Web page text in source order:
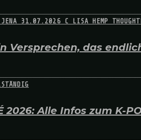
Versprechen, das
2026: Alle Infos zum K-